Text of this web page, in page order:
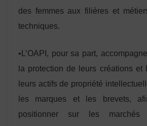
des femmes aux filières et
techniques.
•L’OAPI, pour sa part,
la protection de leurs créations et
leurs actifs de propriété
les marques et les brevets,
positionner sur les